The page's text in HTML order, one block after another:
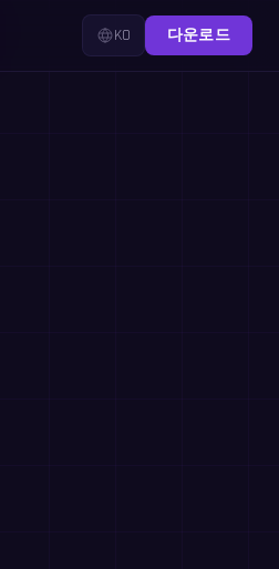
KO 다운로드